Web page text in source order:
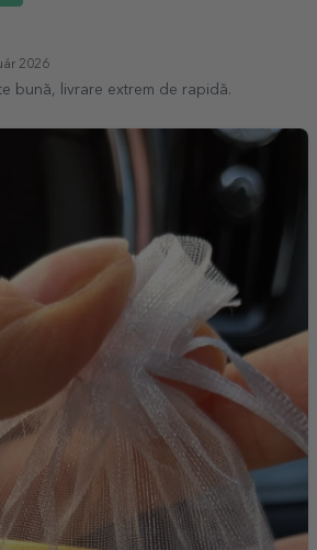
2026
bună, livrare extrem de rapidă.